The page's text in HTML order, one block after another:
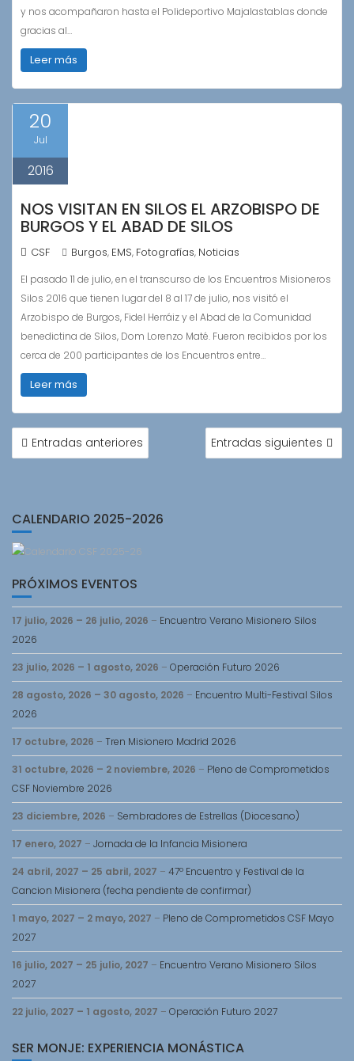
y nos acompañaron hasta el Polideportivo Majalastablas donde
gracias al…
Leer más
20
Jul
2016
NOS VISITAN EN SILOS EL ARZOBISPO DE
BURGOS Y EL ABAD DE SILOS
CSF Burgos, EMS, Fotografías, Noticias
El pasado 11 de julio, en el transcurso de los Encuentros Misioneros
Silos 2016 que tienen lugar del 8 al 17 de julio, nos visitó el
Arzobispo de Burgos, Fidel Herráiz y el Abad de la Comunidad
benedictina de Silos, Dom Lorenzo Maté. Fueron recibidos por los
cerca de 200 participantes de los Encuentros entre…
Leer más
NAVEGACIÓN
DEEntradas anteriores Entradas siguientes
CALENDARIO 2025-2026
PRÓXIMOS EVENTOS
17 julio, 2026 – 26 julio, 2026 – Encuentro Verano Misionero Silos
2026
23 julio, 2026 – 1 agosto, 2026 – Operación Futuro 2026
28 agosto, 2026 – 30 agosto, 2026 – Encuentro Multi-Festival Silos
2026
17 octubre, 2026 – Tren Misionero Madrid 2026
31 octubre, 2026 – 2 noviembre, 2026 – Pleno de Comprometidos
CSF Noviembre 2026
23 diciembre, 2026 – Sembradores de Estrellas (Diocesano)
17 enero, 2027 – Jornada de la Infancia Misionera
24 abril, 2027 – 25 abril, 2027 – 47º Encuentro y Festival de la
Cancion Misionera (fecha pendiente de confirmar)
1 mayo, 2027 – 2 mayo, 2027 – Pleno de Comprometidos CSF Mayo
2027
16 julio, 2027 – 25 julio, 2027 – Encuentro Verano Misionero Silos
2027
22 julio, 2027 – 1 agosto, 2027 – Operación Futuro 2027
SER MONJE: EXPERIENCIA MONÁSTICA